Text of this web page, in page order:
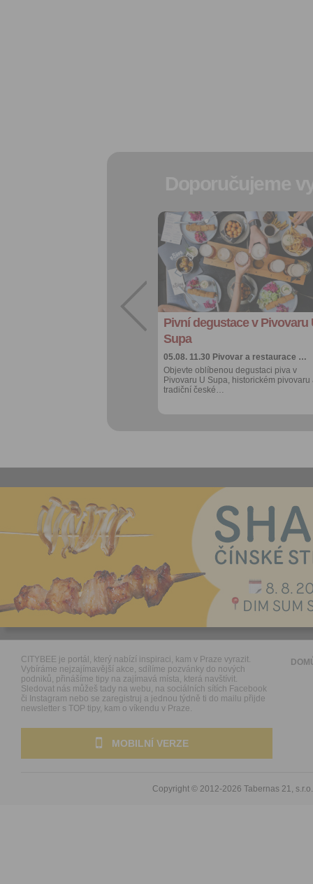
Pivní degustace v Pivovaru
Supa
05.08. 11.30 Pivovar a restaurace …
Objevte oblíbenou degustaci piva v
Pivovaru U Supa, historickém pivovaru
tradiční české…
Přidat do
oblíbených
Sdílet:
Facebook
export do
kalendáře
Více výhod pro
CITYBEE je portál, který nabízí inspiraci, kam v Praze vyrazit.
Vybíráme nejzajímavější akce, sdílíme pozvánky do nových
podniků, přinášíme tipy na zajímavá místa, která navštívit.
Sledovat nás můžeš tady na webu, na sociálních sítích Facebook
či Instagram nebo se zaregistruj a jednou týdně ti do mailu přijde
newsletter s TOP tipy, kam o víkendu v Praze.
MOBILNÍ VERZE
Copyright © 2012-2026 Tabernas 21, s.r.o.